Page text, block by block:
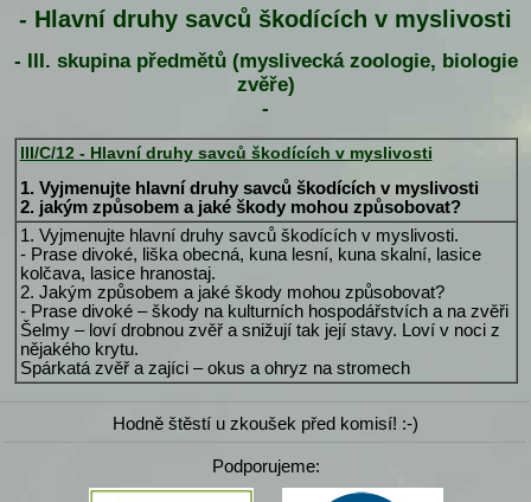
- Hlavní druhy savců škodících v myslivosti
- III. skupina předmětů (myslivecká zoologie, biologie
zvěře)
-
III/C/12 - Hlavní druhy savců škodících v myslivosti
1. Vyjmenujte hlavní druhy savců škodících v myslivosti
2. jakým způsobem a jaké škody mohou způsobovat?
1. Vyjmenujte hlavní druhy savců škodících v myslivosti.
- Prase divoké, liška obecná, kuna lesní, kuna skalní, lasice
kolčava, lasice hranostaj.
2. Jakým způsobem a jaké škody mohou způsobovat?
- Prase divoké – škody na kulturních hospodářstvích a na zvěři
Šelmy – loví drobnou zvěř a snižují tak její stavy. Loví v noci z
nějakého krytu.
Spárkatá zvěř a zajíci – okus a ohryz na stromech
Hodně štěstí u zkoušek před komisí! :-)
Podporujeme: